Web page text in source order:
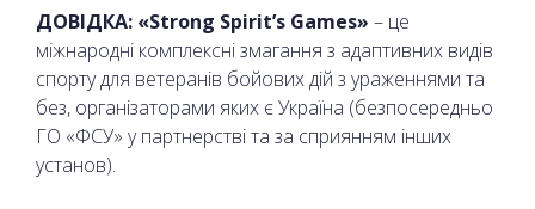
ДОВІДКА: «Strong Spirit’s Games» – це
міжнародні комплексні змагання з адаптивних видів
спорту для ветеранів бойових дій з ураженнями та
без, організаторами яких є Україна (безпосередньо
ГО «ФСУ» у партнерстві та за сприянням інших
установ).